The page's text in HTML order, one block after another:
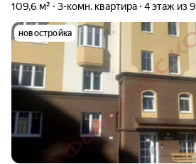
109,6 м² 3-комн. квартира 4 этаж из 9
новостройка